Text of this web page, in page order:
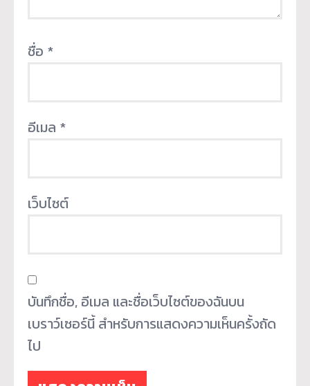
ชื่อ *
อีเมล *
เว็บไซต์
บันทึกชื่อ, อีเมล และชื่อเว็บไซต์ของฉันบน
เบราว์เซอร์นี้ สำหรับการแสดงความเห็นครั้งถัด
ไป